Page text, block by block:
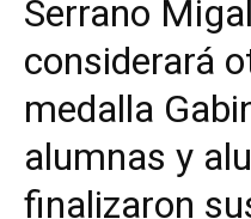
Serrano
considerará
medalla
alumnas y
finalizaron